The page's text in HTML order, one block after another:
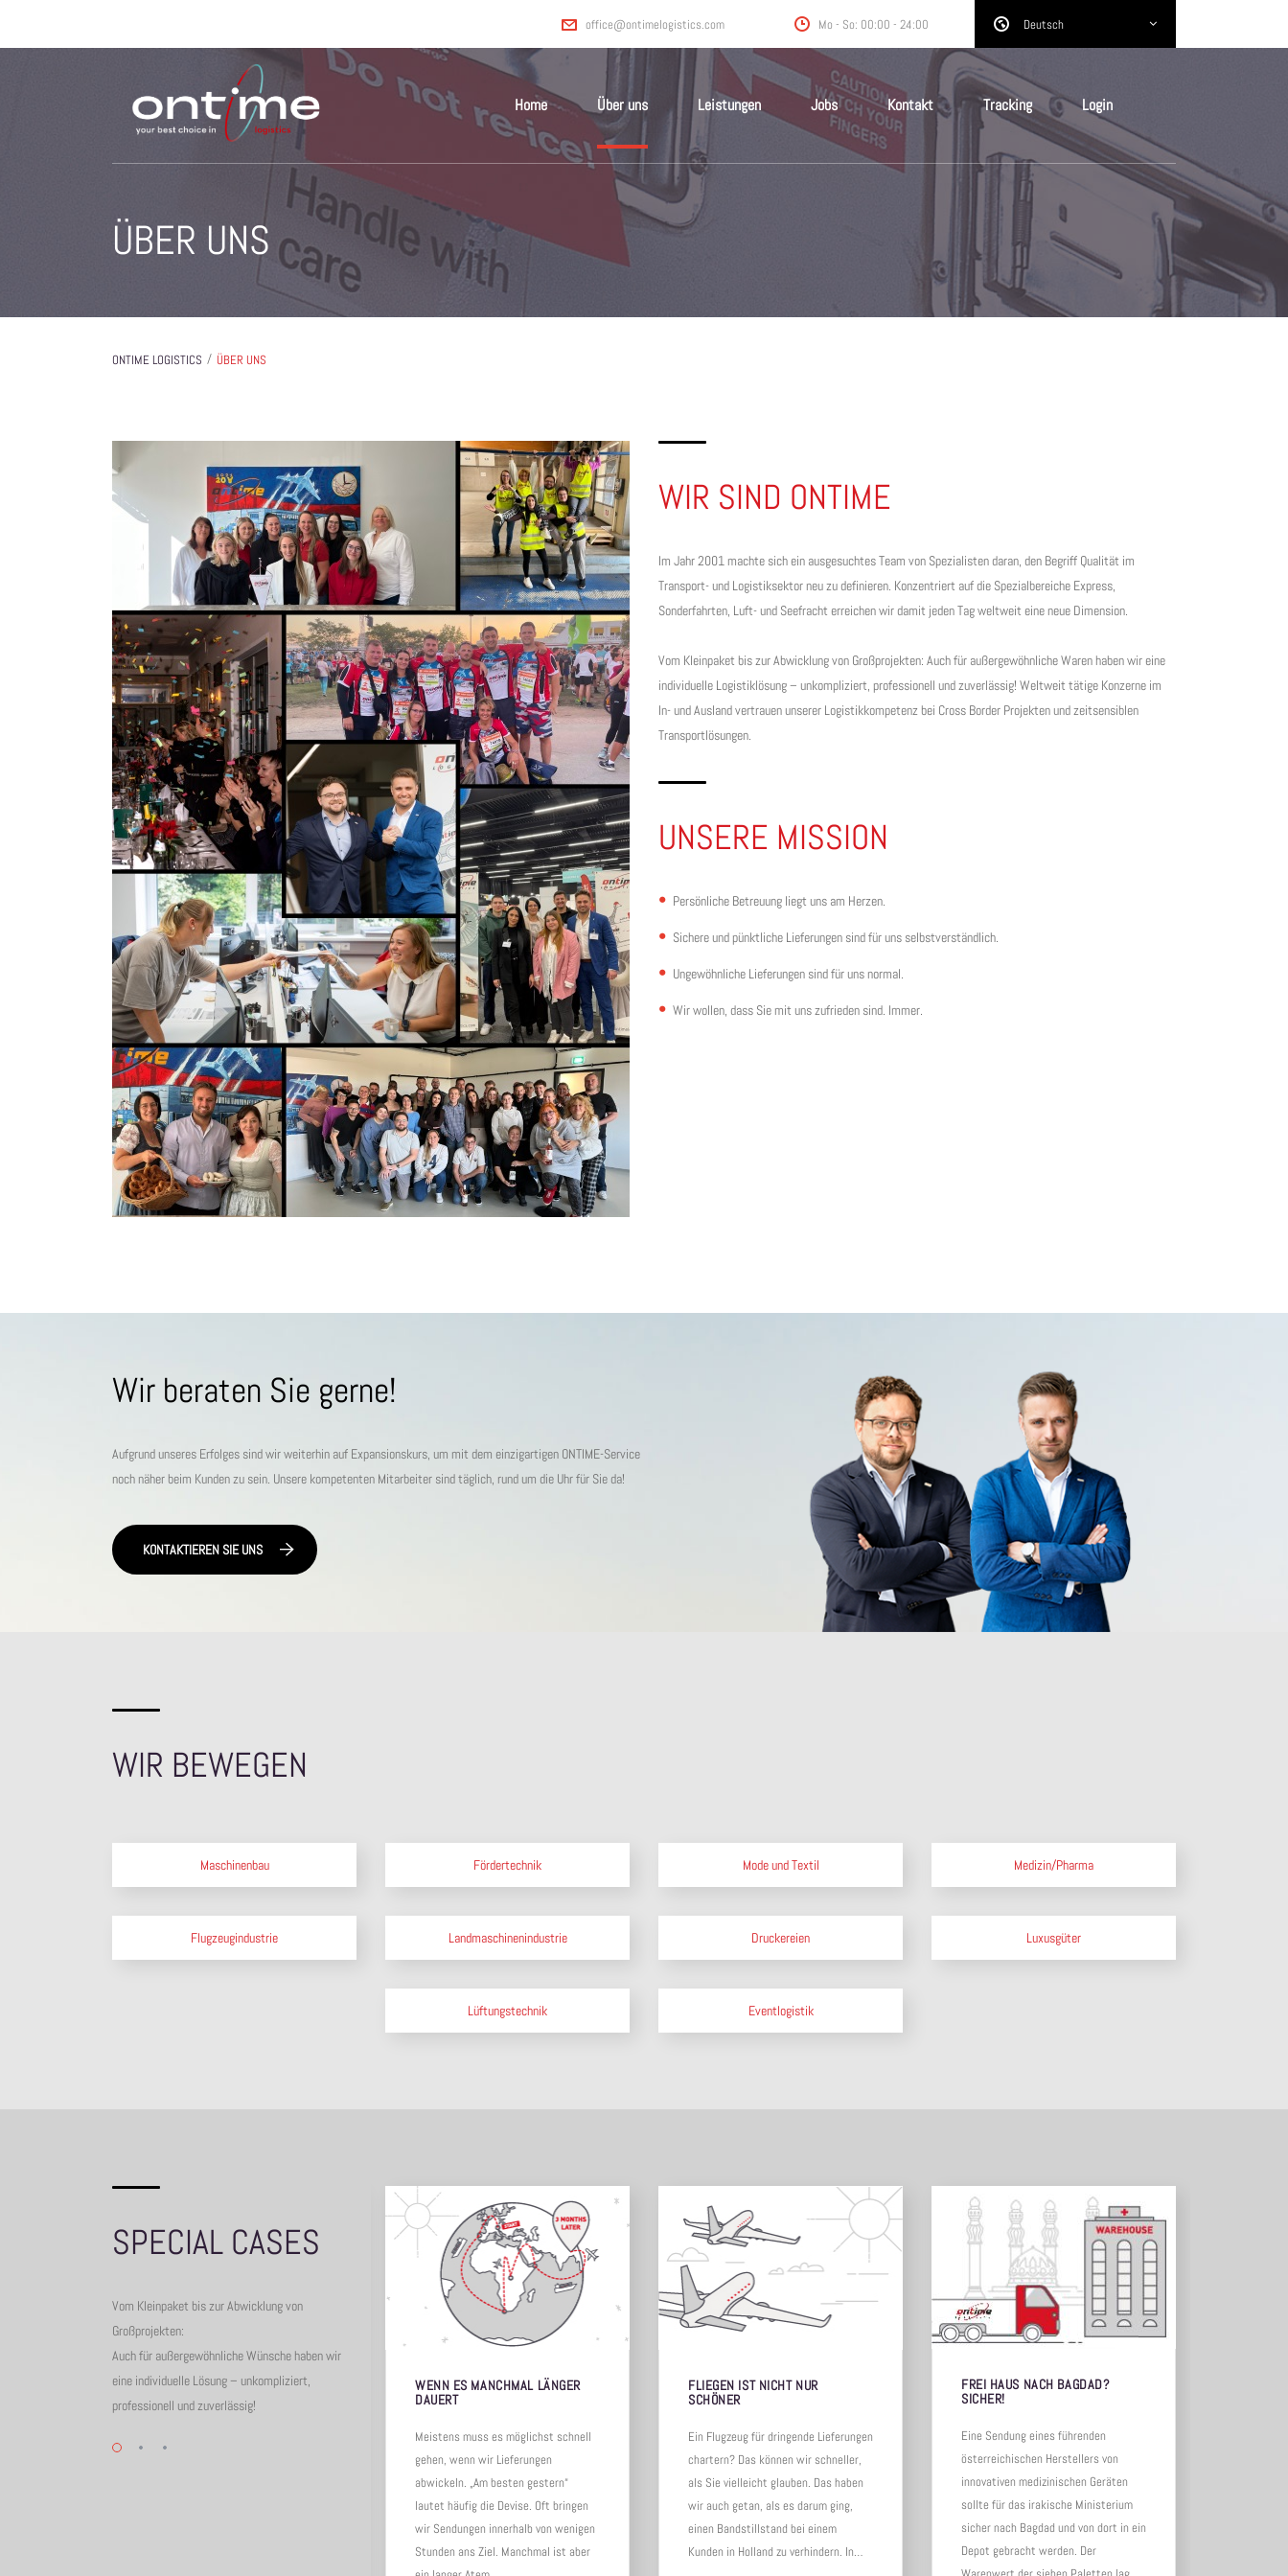
Deutsch
office@ontimelogistics.com Mo - So: 00:00 - 24:00
Home Über uns Leistungen Jobs Kontakt Tracking Login
ÜBER UNS
ONTIME LOGISTICS / ÜBER UNS
WIR SIND ONTIME
Im Jahr 2001 machte sich ein ausgesuchtes Team von Spezialisten daran, den Begriff Qualität im
Transport- und Logistiksektor neu zu definieren. Konzentriert auf die Spezialbereiche Express,
Sonderfahrten, Luft- und Seefracht erreichen wir damit jeden Tag weltweit eine neue Dimension.
Vom Kleinpaket bis zur Abwicklung von Großprojekten: Auch für außergewöhnliche Waren haben wir eine
individuelle Logistiklösung – unkompliziert, professionell und zuverlässig! Weltweit tätige Konzerne im
In- und Ausland vertrauen unserer Logistikkompetenz bei Cross Border Projekten und zeitsensiblen
Transportlösungen.
UNSERE MISSION
Persönliche Betreuung liegt uns am Herzen.
Sichere und pünktliche Lieferungen sind für uns selbstverständlich.
Ungewöhnliche Lieferungen sind für uns normal.
Wir wollen, dass Sie mit uns zufrieden sind. Immer.
Wir beraten Sie gerne!
Aufgrund unseres Erfolges sind wir weiterhin auf Expansionskurs, um mit dem einzigartigen ONTIME-Service
noch näher beim Kunden zu sein. Unsere kompetenten Mitarbeiter sind täglich, rund um die Uhr für Sie da!
KONTAKTIEREN SIE UNS
WIR BEWEGEN
Maschinenbau
Flugzeugindustrie
Fördertechnik
Landmaschinenindustrie
Lüftungstechnik
Mode und Textil
Druckereien
Eventlogistik
Medizin/Pharma
Luxusgüter
SPECIAL CASES
Vom Kleinpaket bis zur Abwicklung von
Großprojekten:
Auch für außergewöhnliche Wünsche haben wir
eine individuelle Lösung – unkompliziert,
professionell und zuverlässig!
LÜCKENLOSE LÖSUNGEN
und genau wissen, was für ihren
WENN ES MANCHMAL LÄNGER
DAUERT
Meistens muss es möglichst schnell
gehen, wenn wir Lieferungen
abwickeln. „Am besten gestern“
lautet häufig die Devise. Oft bringen
wir Sendungen innerhalb von wenigen
Stunden ans Ziel. Manchmal ist aber
FLIEGEN IST NICHT NUR
SCHÖNER
Ein Flugzeug für dringende Lieferungen
chartern? Das können wir schneller,
als Sie vielleicht glauben. Das haben
wir auch getan, als es darum ging,
einen Bandstillstand bei einem
Kunden in Holland zu verhindern. In…
FREI HAUS NACH BAGDAD?
SICHER!
Eine Sendung eines führenden
österreichischen Herstellers von
innovativen medizinischen Geräten
sollte für das irakische Ministerium
sicher nach Bagdad und von dort in ein
Depot gebracht werden. Der